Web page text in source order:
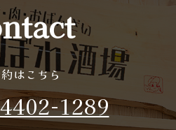
はこちら
1289